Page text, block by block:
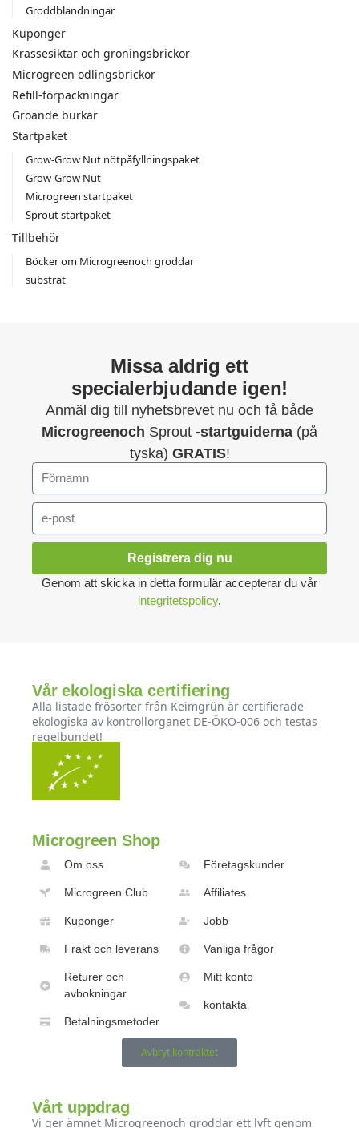
Groddblandningar
Kuponger
Krassesiktar och groningsbrickor
Microgreen odlingsbrickor
Refill-förpackningar
Groande burkar
Startpaket
Grow-Grow Nut nötpåfyllningspaket
Grow-Grow Nut
Microgreen startpaket
Sprout startpaket
Tillbehör
Böcker om Microgreenoch groddar
substrat
Missa aldrig ett
specialerbjudande igen!
Anmäl dig till nyhetsbrevet nu och få både
Microgreenoch Sprout -startguiderna (på
tyska) GRATIS!
Registrera dig nu
Genom att skicka in detta formulär accepterar du vår
integritetspolicy.
Vår ekologiska certifiering
Alla listade frösorter från Keimgrün är certifierade
ekologiska av kontrollorganet DE-ÖKO-006 och testas
regelbundet!
Microgreen Shop
Om oss
Microgreen Club
Kuponger
Frakt och leverans
Returer och
avbokningar
Betalningsmetoder
Företagskunder
Affiliates
Jobb
Vanliga frågor
Mitt konto
kontakta
Avbryt kontraktet
Vårt uppdrag
Vi ger ämnet Microgreenoch groddar ett lyft genom